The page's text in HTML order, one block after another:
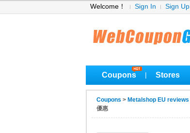
Welcome！ Sign In Sign Up
Coupons Stores
Coupons > Metalshop EU reviews
優惠